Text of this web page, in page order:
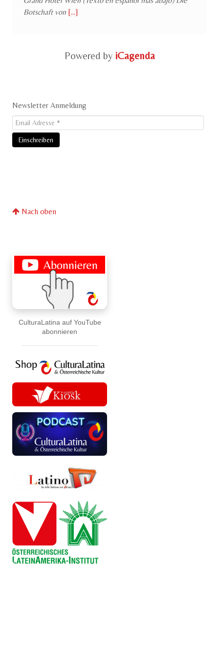
CulturaLatina auf YouTube
abonnieren
Botschaft von [...]
Powered by iCagenda
Newsletter Anmeldung
Nach oben